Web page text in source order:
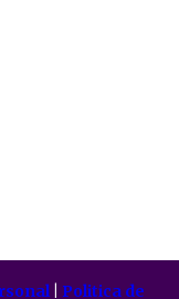
| Politica de